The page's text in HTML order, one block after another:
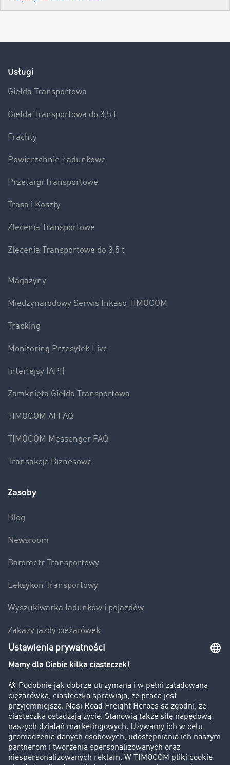
Usługi
Giełda Transportowa
Giełda Transportowa do 3,5 t
Frachty
Powierzchnie Ładunkowe
Przetargi Transportowe
Trasa i Koszty
Zlecenia Transportowe
Zlecenia Transportowe do 3,5 t
Magazyny
Międzynarodowy Serwis Inkaso TIMOCOM
Tracking
Monitoring Przesyłek Live
Interfejsy (API)
Zamknięta Giełda Transportowa
TIMOCOM AI FAQ
TIMOCOM Messenger FAQ
Transakcje Biznesowe
Zasoby
Blog
Newsroom
Barometr Transportowy
Leksykon Transportowy
Wyszukiwarka ładunków i pojazdów
Zakazy jazdy ciężarówek
Bezpieczeństwo
Firma
Historie sukcesu
Klienci pozyskują nowych klientów
Informacje prawne